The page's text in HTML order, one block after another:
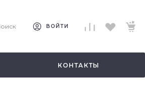
ВОЙТИ
КОНТАКТЫ